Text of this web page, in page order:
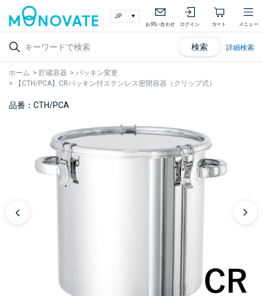
お問い合わせ ログイン カート メニュー
検索 詳細検索
ホーム > 貯蔵容器 > パッキン変更
>
【CTH/PCA】CRパッキン付ステンレス密閉容器（クリップ式）
品番：CTH/PCA